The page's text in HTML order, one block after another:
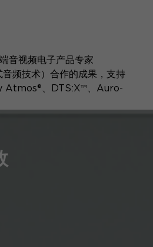
音视频电子产品专家
频技术）合作的成果，支持
Atmos®、DTS:X™、Auro-